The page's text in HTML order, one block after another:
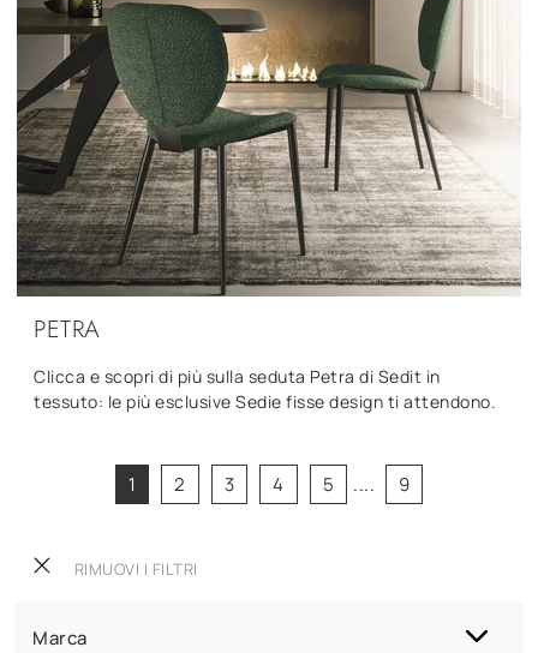
RIMUOVI I FILTRI
Marca
PETRA
Clicca e scopri di più sulla seduta Petra di Sedit in
tessuto: le più esclusive Sedie fisse design ti attendono.
1 2 3 4 5 .... 9